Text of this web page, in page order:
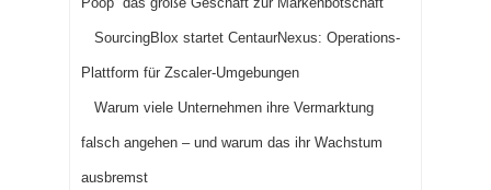
SourcingBlox startet CentaurNexus: Operations-
Plattform für Zscaler-Umgebungen
Warum viele Unternehmen ihre Vermarktung
falsch angehen – und warum das ihr Wachstum
ausbremst